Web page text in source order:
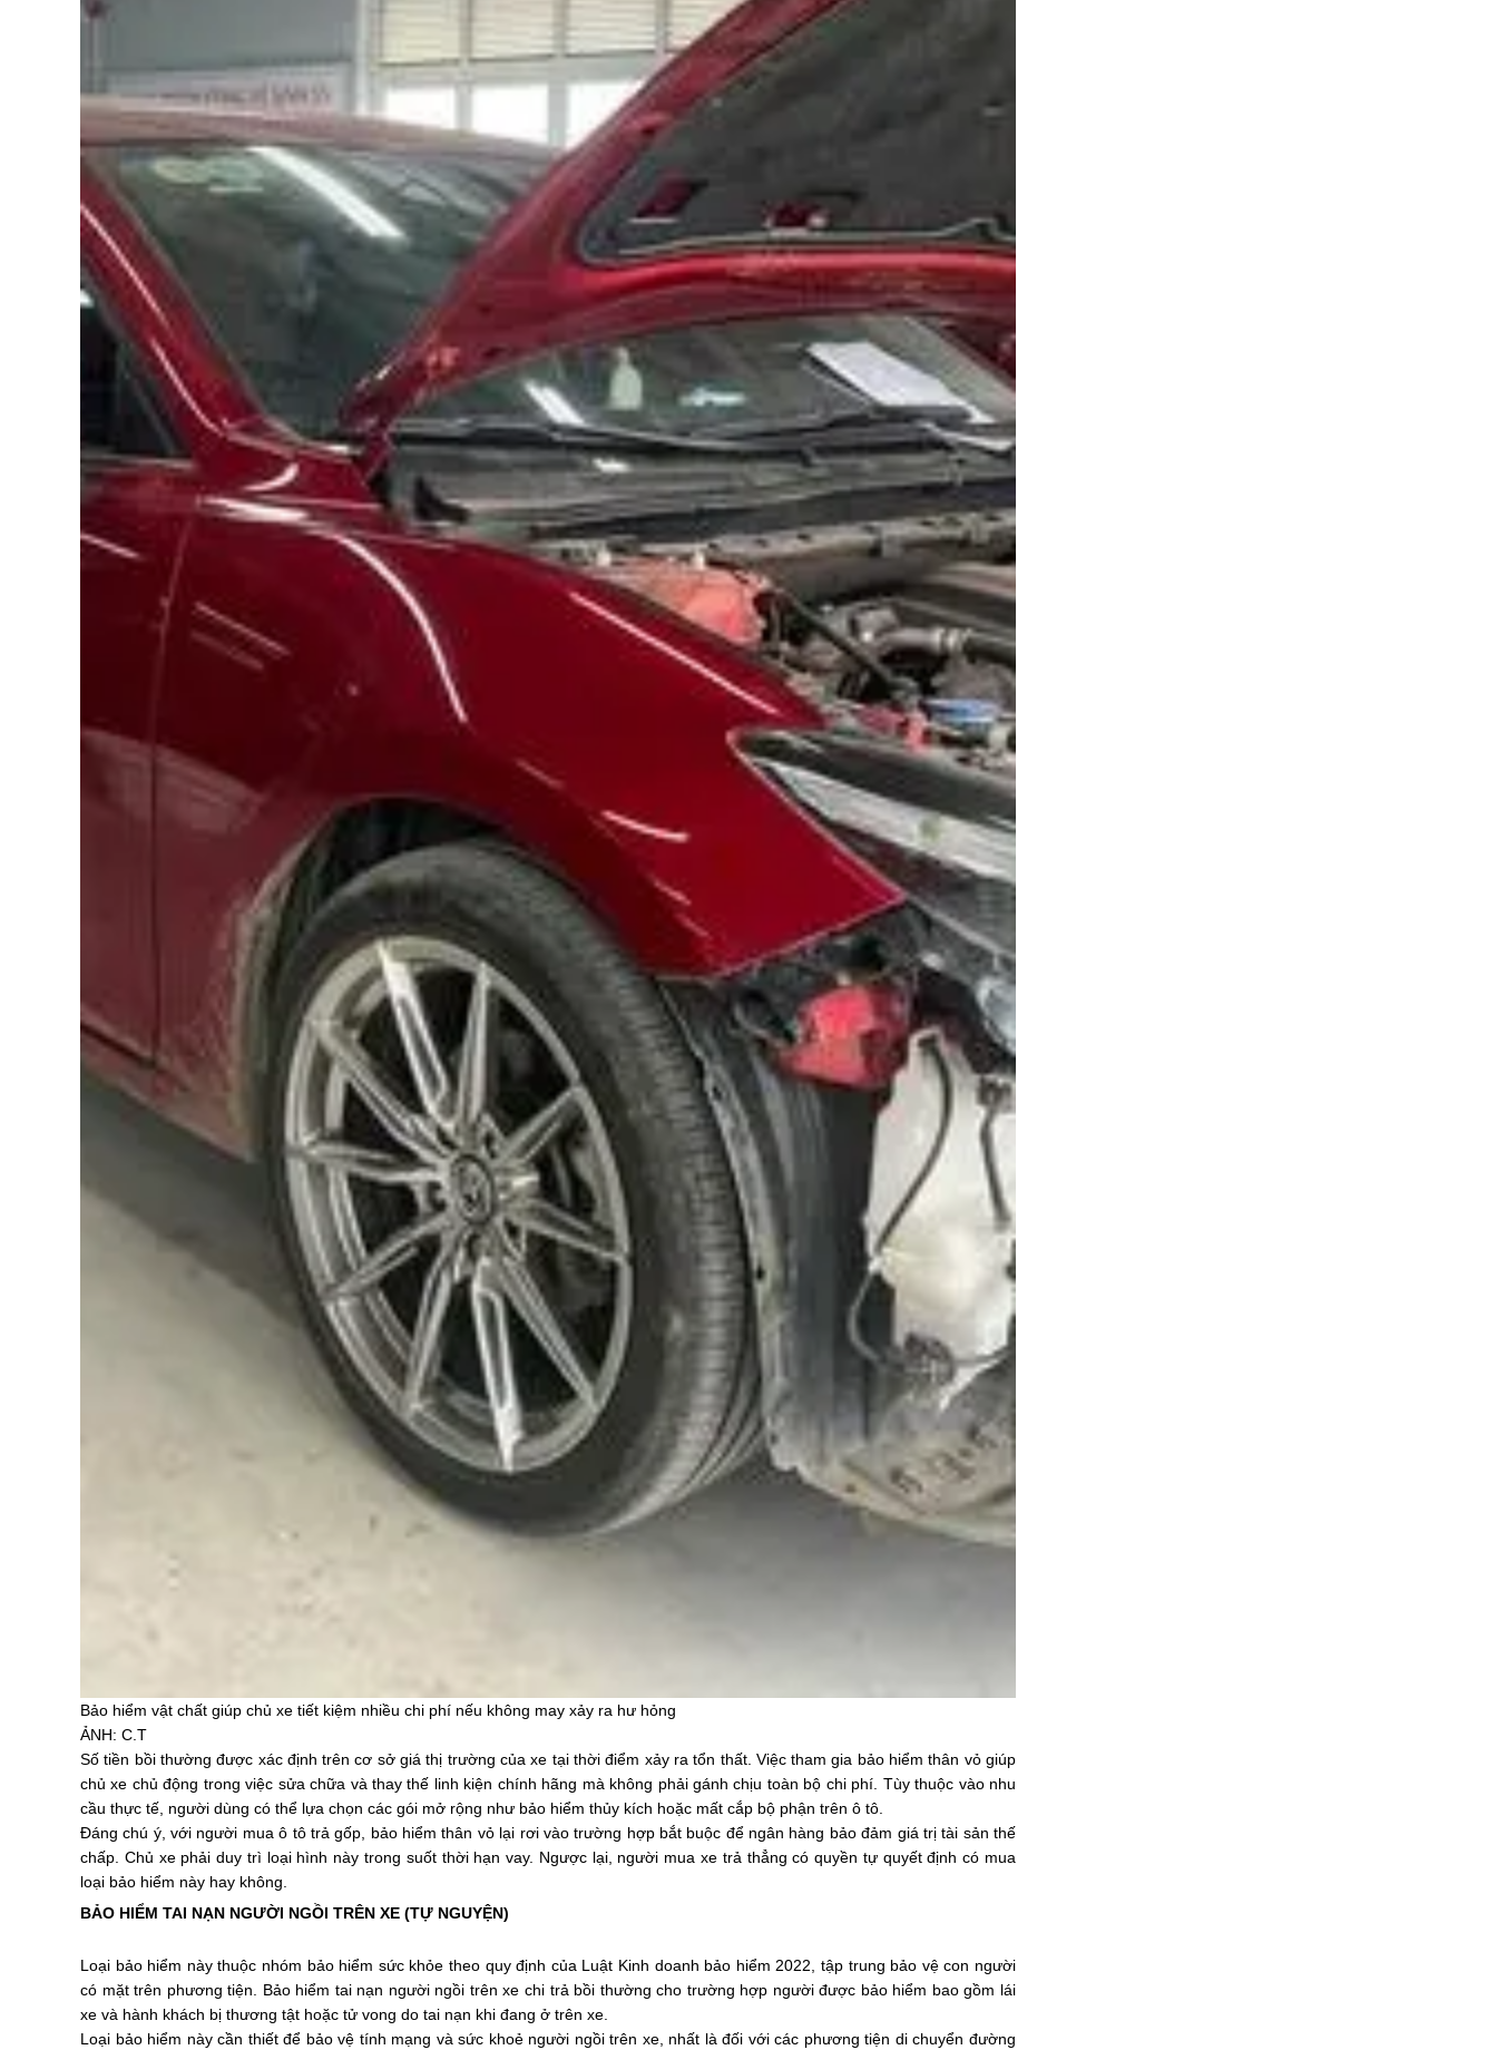
Bảo hiểm vật chất giúp chủ xe tiết kiệm nhiều chi phí nếu không may xảy ra hư hỏng
ẢNH: C.T
Số tiền bồi thường được xác định trên cơ sở giá thị trường của xe tại thời điểm xảy ra tổn thất. Việc tham gia bảo hiểm thân vỏ giúp
chủ xe chủ động trong việc sửa chữa và thay thế linh kiện chính hãng mà không phải gánh chịu toàn bộ chi phí. Tùy thuộc vào nhu
cầu thực tế, người dùng có thể lựa chọn các gói mở rộng như bảo hiểm thủy kích hoặc mất cắp bộ phận trên ô tô.
Đáng chú ý, với người mua ô tô trả gốp, bảo hiểm thân vỏ lại rơi vào trường hợp bắt buộc để ngân hàng bảo đảm giá trị tài sản thế
chấp. Chủ xe phải duy trì loại hình này trong suốt thời hạn vay. Ngược lại, người mua xe trả thẳng có quyền tự quyết định có mua
loại bảo hiểm này hay không.
BẢO HIỂM TAI NẠN NGƯỜI NGỒI TRÊN XE (TỰ NGUYỆN)
Loại bảo hiểm này thuộc nhóm bảo hiểm sức khỏe theo quy định của Luật Kinh doanh bảo hiểm 2022, tập trung bảo vệ con người
có mặt trên phương tiện. Bảo hiểm tai nạn người ngồi trên xe chi trả bồi thường cho trường hợp người được bảo hiểm bao gồm lái
xe và hành khách bị thương tật hoặc tử vong do tai nạn khi đang ở trên xe.
Loại bảo hiểm này cần thiết để bảo vệ tính mạng và sức khoẻ người ngồi trên xe, nhất là đối với các phương tiện di chuyển đường